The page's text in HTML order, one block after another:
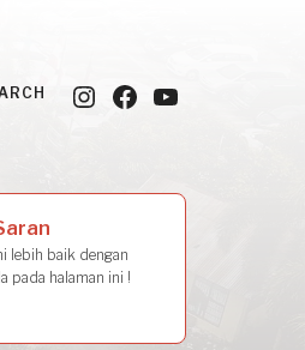
Instagram
FacebookYouTube
lebih baik dengan
pada halaman ini !